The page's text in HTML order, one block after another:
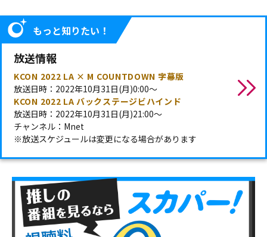
もっと知りたい！
放送情報
KCON 2022 LA × M COUNTDOWN 字幕版
放送日時：2022年10月31日(月)0:00～
KCON 2022 LA バックステージビハインド
放送日時：2022年10月31日(月)21:00～
チャンネル：Mnet
※放送スケジュールは変更になる場合があります